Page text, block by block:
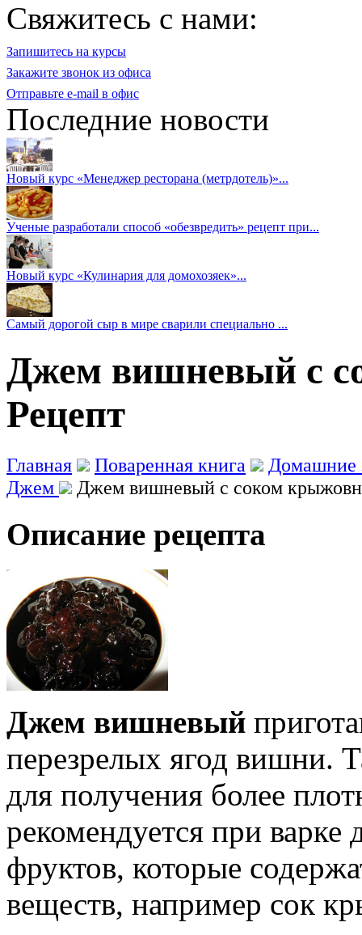
Свяжитесь с нами:
Запишитесь на курсы
Закажите звонок из офиса
Отправьте e-mail в офис
Последние новости
Новый курс «Менеджер ресторана (метрдотель)»...
Ученые разработали способ «обезвредить» рецепт при...
Новый курс «Кулинария для домохозяек»...
Самый дорогой сыр в мире сварили специально ...
Джем вишневый с
Рецепт
Главная Поваренная книга
Домашние
Джем
Джем вишневый с соком
Описание рецепта
Джем вишневый
перезрелых ягод вишни.
для получения более
рекомендуется при варке
фруктов, которые
веществ, например сок